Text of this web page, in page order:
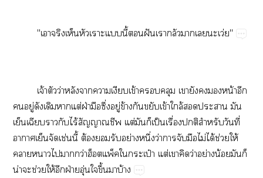
"​​​​​ี้​​ฝั​​​​​ว่"
จ้​​ว่​​​​​ข้​​​​​​​น้​​
​ู่​​​​ต่​ฝ่​​ึ่​ู่​ข้​​​ข้​ล้​​​​
​​​​ไร้​​​ต่​​​ป็​ื่​​​ี่​
​​​ช่​ี้​ต้​​​ย่​ึ่​ว่​​​​ไม่​ได้​ช่​ให้​
​​​​ว่​ป๋​ต่​​​ว่​ย่​น้​​​
น่​​ช่​ให้​​ฝ่​ุ่​​ึ้​​บ้